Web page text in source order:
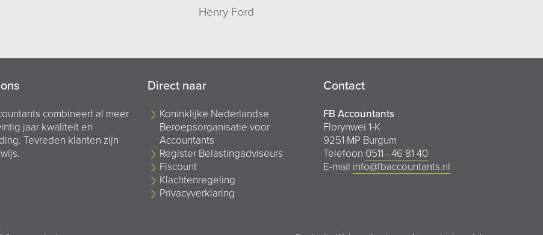
Henry Ford
combineert al meer
jaar kwaliteit en
Tevreden klanten zijn
Direct naar
Koninklijke Nederlandse
Beroepsorganisatie voor
Accountants
Register Belastingadviseurs
Fiscount
Klachtenregeling
Privacyverklaring
Contact
FB Accountants
Florynwei 1-K
9251 MP Burgum
Telefoon 0511 - 46 81 40
E-mail info@fbaccountants.nl